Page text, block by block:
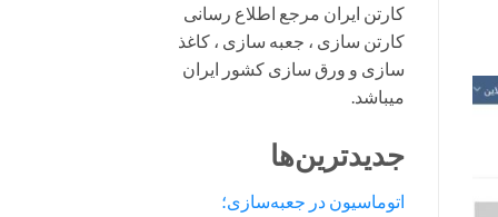
کارتن ایران مرجع اطلاع رسانی
کارتن سازی ، جعبه سازی ، کاغذ
سازی و ورق سازی کشور ایران
میباشد.
جدیدترین‌ها
اتوماسیون در جعبه‌سازی؛